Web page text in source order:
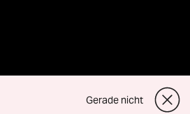
Gerade nicht